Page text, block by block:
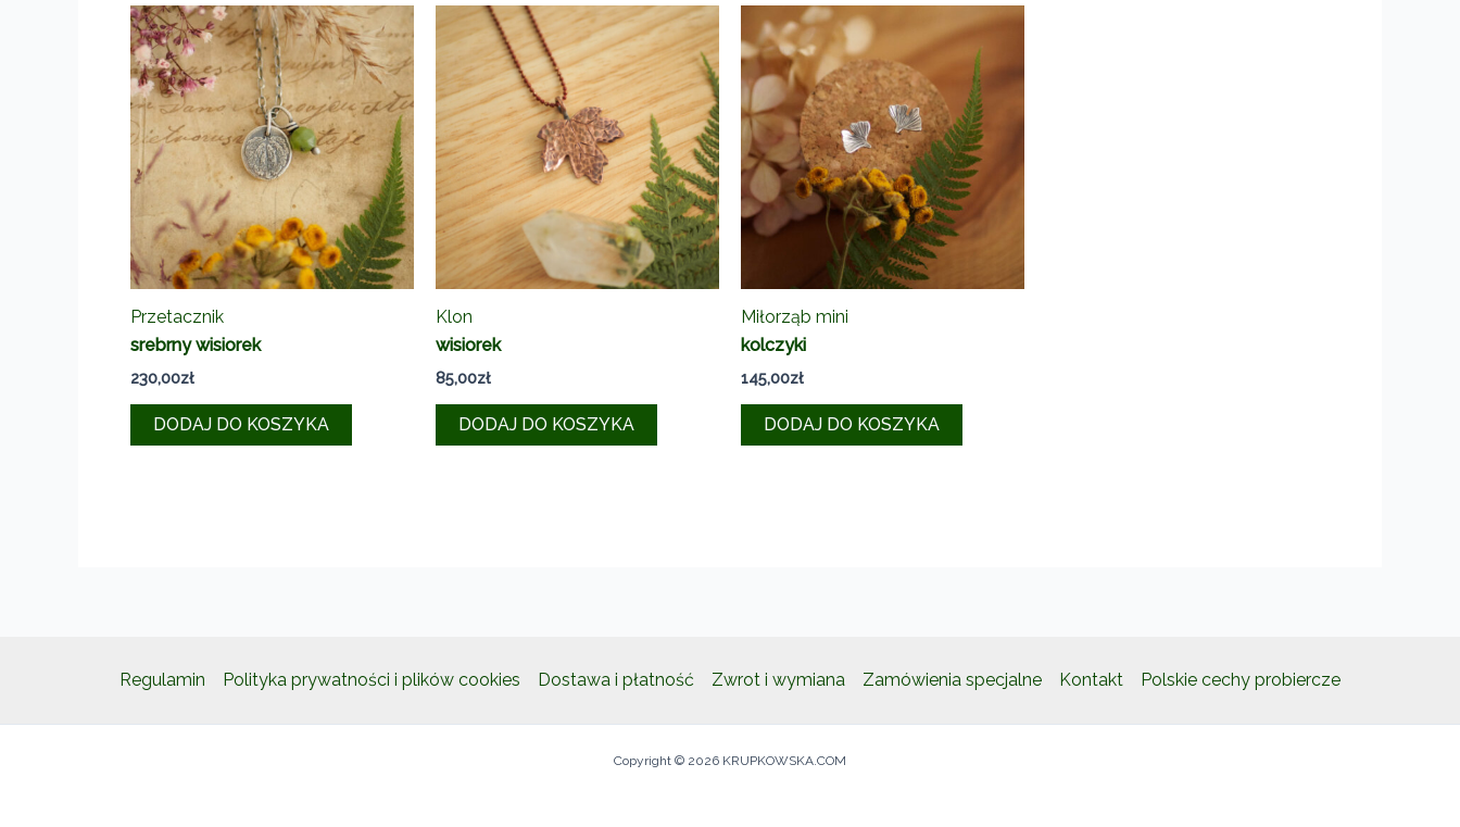
Przetacznik
srebrny wisiorek
230,00zł
DODAJ DO KOSZYKA
Klon
wisiorek
85,00zł
DODAJ DO KOSZYKA
Miłorząb mini
kolczyki
145,00zł
DODAJ DO KOSZYKA
Regulamin Polityka prywatności i plików cookies Dostawa i płatność Zwrot i wymiana Zamówienia specjalne Kontakt Polskie cechy probiercze
Copyright © 2026 KRUPKOWSKA.COM